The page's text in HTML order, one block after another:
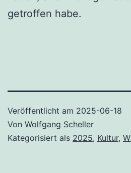
getroffen habe.
Veröffentlicht am 2025-06-18
Von Wolfgang Scheller
Kategorisiert als 2025, Kultur,